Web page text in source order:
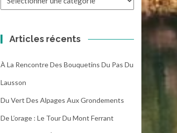
Articles récents
À La Rencontre Des Bouquetins Du Pas Du
Lausson
Du Vert Des Alpages Aux Grondements
De L’orage : Le Tour Du Mont Ferrant